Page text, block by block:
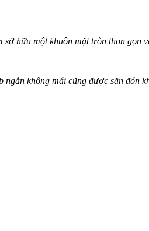
sở hữu một khuôn mặt tròn thon
không mái cũng được săn đón